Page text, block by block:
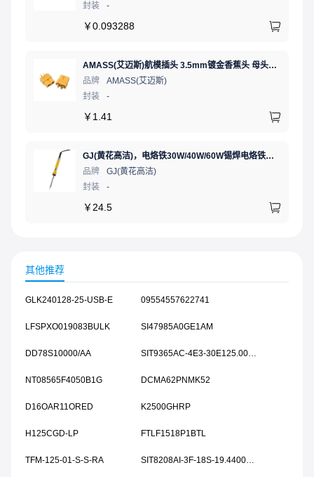
封装
-
￥0.093288
AMASS(艾迈斯)航模插头 3.5mm镀金香蕉头 母头XT60-F.G.Y
品牌
AMASS(艾迈斯)
封装
-
￥ 1.41
GJ(黄花高洁)，电烙铁30W/40W/60W锡焊电烙铁焊接工具电焊笔手机电子维修（内热35W），NO.435(35W)
品牌
GJ(黄花高洁)
封装
-
￥ 24.5
其他推荐
GLK240128-25-USB-E 09554557622741
LFSPXO019083BULK SI47985A0GE1AM
DD78S10000/AA SIT9365AC-4E3-30E125.000000
NT08565F4050B1G DCMA62PNMK52
D16OAR11ORED K2500GHRP
H125CGD-LP FTLF1518P1BTL
TFM-125-01-S-S-RA SIT8208AI-3F-18S-19.440000T